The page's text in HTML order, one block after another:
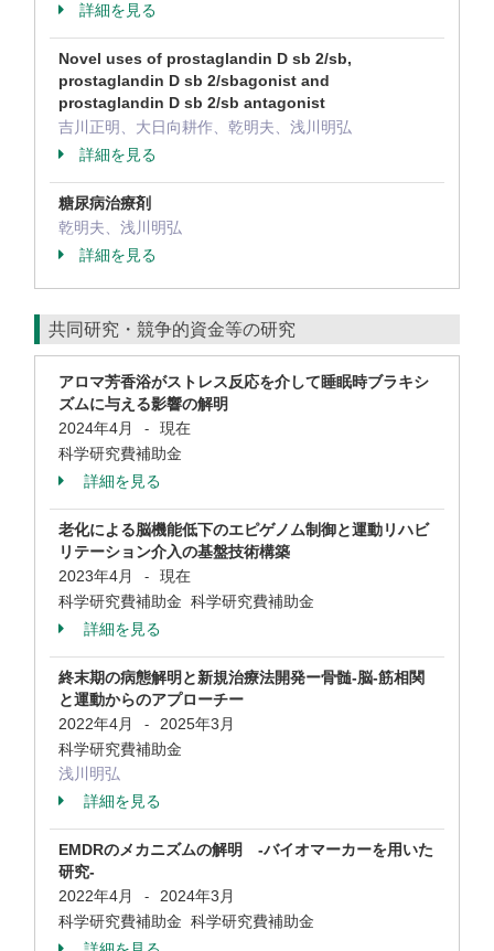
詳細を見る
Novel uses of prostaglandin D sb 2/sb,
prostaglandin D sb 2/sbagonist and
prostaglandin D sb 2/sb antagonist
吉川正明、大日向耕作、乾明夫、浅川明弘
詳細を見る
糖尿病治療剤
乾明夫、浅川明弘
詳細を見る
共同研究・競争的資金等の研究
アロマ芳香浴がストレス反応を介して睡眠時ブラキシ
ズムに与える影響の解明
2024年4月
-
現在
科学研究費補助金
詳細を見る
老化による脳機能低下のエピゲノム制御と運動リハビ
リテーション介入の基盤技術構築
2023年4月
-
現在
科学研究費補助金 科学研究費補助金
詳細を見る
終末期の病態解明と新規治療法開発ー骨髄‐脳‐筋相関
と運動からのアプローチー
2022年4月
-
2025年3月
科学研究費補助金
浅川明弘
詳細を見る
EMDRのメカニズムの解明 -バイオマーカーを用いた
研究-
2022年4月
-
2024年3月
科学研究費補助金 科学研究費補助金